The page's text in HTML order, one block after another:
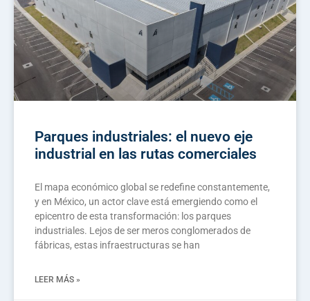
Parques industriales: el nuevo eje
industrial en las rutas comerciales
El mapa económico global se redefine constantemente,
y en México, un actor clave está emergiendo como el
epicentro de esta transformación: los parques
industriales. Lejos de ser meros conglomerados de
fábricas, estas infraestructuras se han
LEER MÁS »